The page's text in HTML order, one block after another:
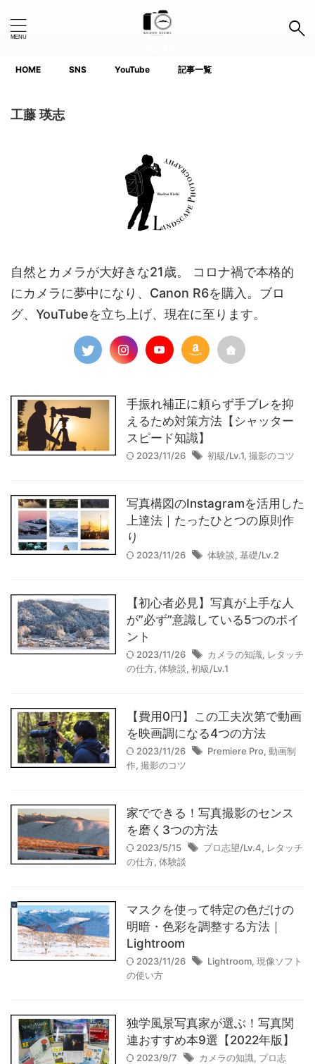
APS-C Canon
Nikon Photoshop
ProGrade SanDisk
voigtlander(フォクトレンダー) YouTube
オールドレンズ カメラの知識
コンパクトデジタルカメラ フルサイズ プリセット
マーケティング ミラーレス一眼カメラ レコーダー
レタッチの仕方 レンズの知識 一眼レフカメラ
基礎/Lv.2 応用/Lv.3 撮影のコツ 機材レビュー
機材購入 特集記事
【実写レビュー】Sigma fp Lと
APO-LANTHAR 35mm F2の組
み合わせは"最高"だった。｜作
例
【作例】voigtlander(フォクト
レンダー) APO-
LANTHAR35mm F2
2025/9/20
【高原】人生で一度は見たい、
2025/9/6
【作例】voigtlander(フォクト
レンダー) NOKTON classic
【作例】SIGMA fp Lで撮影し
HOME SNS YouTube 記事一覧
工藤 瑛志
自然とカメラが大好きな21歳。 コロナ禍で本格的
にカメラに夢中になり、Canon R6を購入。ブロ
グ、YouTubeを立ち上げ、現在に至ります。
手振れ補正に頼らず手ブレを抑
えるため対策方法【シャッター
スピード知識】
2023/11/26 初級/Lv.1, 撮影のコツ
写真構図のInstagramを活用した
上達法｜たったひとつの原則作
り
2023/11/26 体験談, 基礎/Lv.2
【初心者必見】写真が上手な人
が”必ず”意識している5つのポイ
ント
2023/11/26 カメラの知識, レタッチ
の仕方, 体験談, 初級/Lv.1
【費用0円】この工夫次第で動画
を映画調になる4つの方法
2023/11/26 Premiere Pro, 動画制
作, 撮影のコツ
家でできる！写真撮影のセンス
を磨く3つの方法
2023/5/15 プロ志望/Lv.4, レタッチ
の仕方, 体験談
マスクを使って特定の色だけの
明暗・色彩を調整する方法｜
Lightroom
2023/11/26 Lightroom, 現像ソフト
の使い方
独学風景写真家が選ぶ！写真関
連おすすめ本9選【2022年版】
2023/9/7 カメラの知識, プロ志